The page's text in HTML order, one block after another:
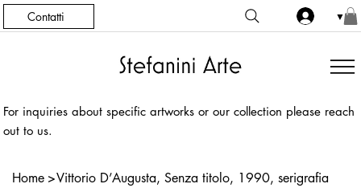
Contatti ▼
For inquiries about specific artworks or our collection please reach
out to us.
Home >Vittorio D’Augusta, Senza titolo, 1990, serigrafia